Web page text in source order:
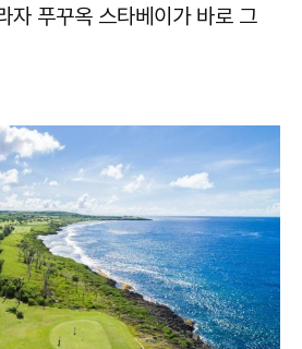
자 푸꾸옥 스타베이가 바로 그